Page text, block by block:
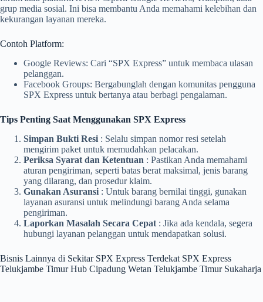
grup media sosial. Ini bisa membantu Anda memahami kelebihan dan
kekurangan layanan mereka.
Contoh Platform:
Google Reviews: Cari “SPX Express” untuk membaca ulasan
pelanggan.
Facebook Groups: Bergabunglah dengan komunitas pengguna
SPX Express untuk bertanya atau berbagi pengalaman.
Tips Penting Saat Menggunakan SPX Express
Simpan Bukti Resi : Selalu simpan nomor resi setelah
mengirim paket untuk memudahkan pelacakan.
Periksa Syarat dan Ketentuan : Pastikan Anda memahami
aturan pengiriman, seperti batas berat maksimal, jenis barang
yang dilarang, dan prosedur klaim.
Gunakan Asuransi : Untuk barang bernilai tinggi, gunakan
layanan asuransi untuk melindungi barang Anda selama
pengiriman.
Laporkan Masalah Secara Cepat : Jika ada kendala, segera
hubungi layanan pelanggan untuk mendapatkan solusi.
Bisnis Lainnya di Sekitar SPX Express Terdekat SPX Express
Telukjambe Timur Hub Cipadung Wetan Telukjambe Timur Sukaharja